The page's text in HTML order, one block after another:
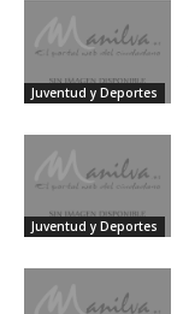
Juventud y Deportes
Juventud y Deportes